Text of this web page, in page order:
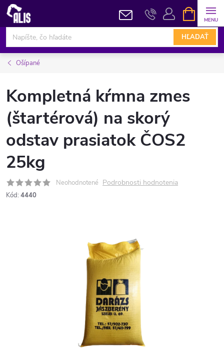
Prejsť
obsah
HĽADAŤ
KOŠÍK
Ošípané
Kompletná kŕmna zmes
(štartérová) na skorý
odstav prasiatok ČOS2
25kg
Neohodnotené Podrobnosti hodnotenia
Kód: 4440